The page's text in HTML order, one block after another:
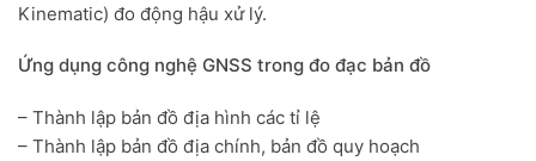
Kinematic) đo động hậu xử lý.
Ứng dụng công nghệ GNSS trong đo đạc bản đồ
– Thành lập bản đồ địa hình các tỉ lệ
– Thành lập bản đồ địa chính, bản đồ quy hoạch